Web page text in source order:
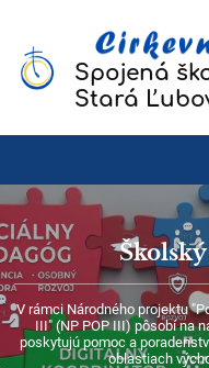
Spojená
Stará
V rámci Národného projektu
III" (NP POP III) pôsobí na
poskytujú pomoc a
oblastiach